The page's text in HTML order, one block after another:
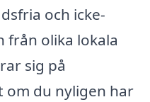
och icke-
från olika lokala
sig på
om du nyligen har